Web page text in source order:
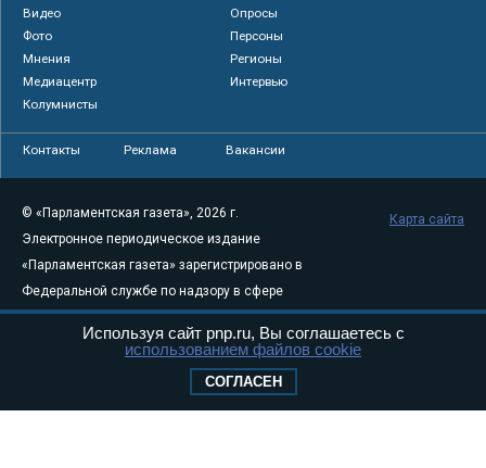
Видео
Опросы
Фото
Персоны
Мнения
Регионы
Медиацентр
Интервью
Колумнисты
Контакты Реклама Вакансии
© «Парламентская газета», 2026 г.
Электронное периодическое издание
«Парламентская газета» зарегистрировано в
Федеральной службе по надзору в сфере
связи, информационных технологий и
массовых коммуникаций (Роскомнадзор) 05
Свидетельство о регистрации Эл № ФС77-
Карта сайта
Используя сайт pnp.ru, Вы соглашаетесь с
использованием файлов cookie
СОГЛАСЕН